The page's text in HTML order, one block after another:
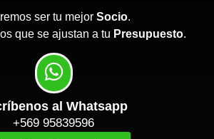
ser tu mejor Socio.
que se ajustan a tu Presupuesto.
al Whatsapp
+569 95839596